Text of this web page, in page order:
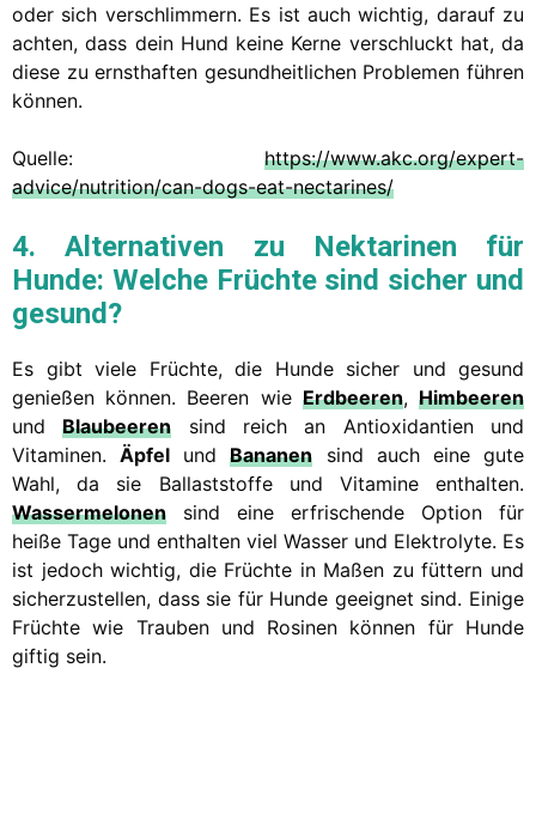
oder sich verschlimmern. Es ist auch wichtig, darauf zu
achten, dass dein Hund keine Kerne verschluckt hat, da
diese zu ernsthaften gesundheitlichen Problemen führen
können.
Quelle: https://www.akc.org/expert-
advice/nutrition/can-dogs-eat-nectarines/
4. Alternativen zu Nektarinen für
Hunde: Welche Früchte sind sicher und
gesund?
Es gibt viele Früchte, die Hunde sicher und gesund
genießen können. Beeren wie Erdbeeren,Himbeeren
undBlaubeeren sind reich an Antioxidantien und
Vitaminen.Äpfel undBananen sind auch eine gute
Wahl, da sie Ballaststoffe und Vitamine enthalten.
Wassermelonen sind eine erfrischende Option für
heiße Tage und enthalten viel Wasser und Elektrolyte. Es
ist jedoch wichtig, die Früchte in Maßen zu füttern und
sicherzustellen, dass sie für Hunde geeignet sind. Einige
Früchte wie Trauben und Rosinen können für Hunde
giftig sein.